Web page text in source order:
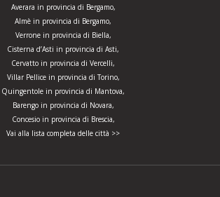
Averara in provincia di Bergamo,
Almè in provincia di Bergamo,
Verrone in provincia di Biella,
Cisterna d’Asti in provincia di Asti,
Cervatto in provincia di Vercelli,
Villar Pellice in provincia di Torino,
Quingentole in provincia di Mantova,
Barengo in provincia di Novara,
Concesio in provincia di Brescia,
Vai alla lista completa delle città >>